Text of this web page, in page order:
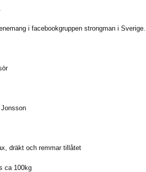
i facebookgruppen strongman i Sverige.
dräkt och remmar tillåtet
ca 100kg